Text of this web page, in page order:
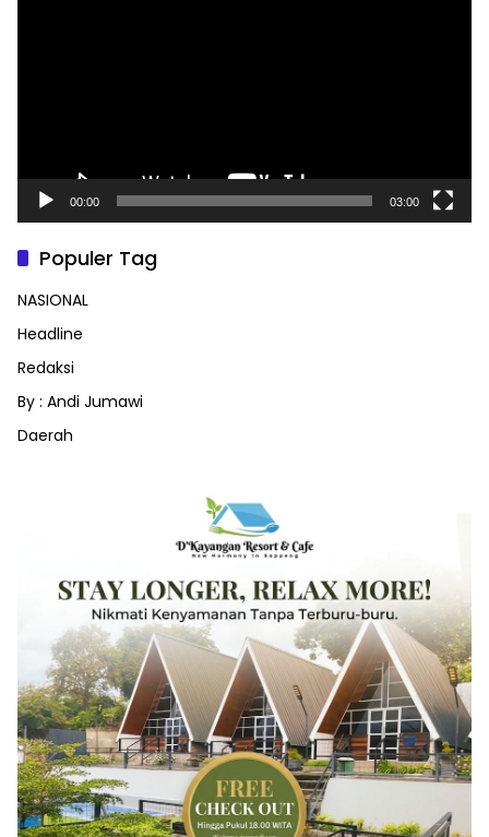
00:00 03:00
Populer Tag
NASIONAL
Headline
Redaksi
By : Andi Jumawi
Daerah